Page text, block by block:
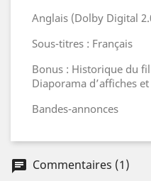
Anglais (Dolby Digital
Sous-titres : Français
Bonus : Historique du
Diaporama d’affiches
Bandes-annonces
Commentaires (1)